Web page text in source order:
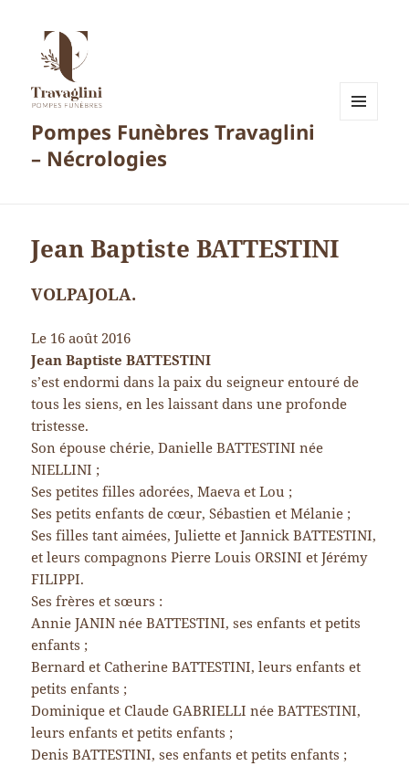
Pompes Funèbres Travaglini
– Nécrologies
Jean Baptiste BATTESTINI
VOLPAJOLA.
Le 16 août 2016
Jean Baptiste BATTESTINI
s’est endormi dans la paix du seigneur entouré de
tous les siens, en les laissant dans une profonde
tristesse.
Son épouse chérie, Danielle BATTESTINI née
NIELLINI ;
Ses petites filles adorées, Maeva et Lou ;
Ses petits enfants de cœur, Sébastien et Mélanie ;
Ses filles tant aimées, Juliette et Jannick BATTESTINI,
et leurs compagnons Pierre Louis ORSINI et Jérémy
FILIPPI.
Ses frères et sœurs :
Annie JANIN née BATTESTINI, ses enfants et petits
enfants ;
Bernard et Catherine BATTESTINI, leurs enfants et
petits enfants ;
Dominique et Claude GABRIELLI née BATTESTINI,
leurs enfants et petits enfants ;
Denis BATTESTINI, ses enfants et petits enfants ;